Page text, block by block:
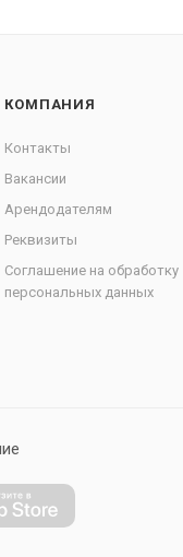
КОМПАНИЯ
Контакты
Вакансии
Арендодателям
Реквизиты
Соглашение на обработку
персональных данных